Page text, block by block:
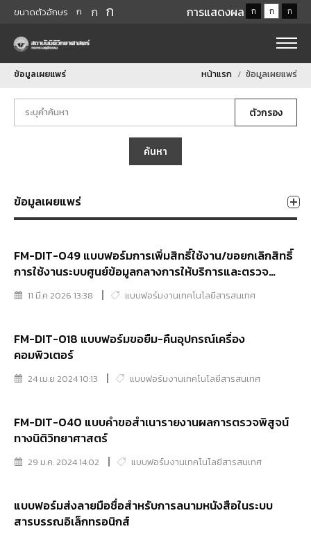
ขนาดตัวอักษร ก ก ก การแสดงผล ก ก ก
ข้อมูลเผยแพร่ หน้าแรก ข้อมูลเผยแพร่
ตัวกรอง
ค้นหา
ข้อมูลเผยแพร่
FM-DIT-049 แบบฟอร์มการเพิ่มสิทธิ์ใช้งาน/ขอยกเลิกสิทธิ์
การใช้งานระบบศูนย์ข้อมูลกลางการให้บริการและตรวจ
พิสูจน์ทางนิติวิทยาศาสตร์ (FSSC) ภายในหน่วยงาน
11 มี.ค 2026 13:38 แบบฟอร์มงานเทคโนโลยีสารสนเทศ
FM-DIT-018 แบบฟอร์มขอยืม-คืนอุปกรณ์เครื่อง
คอมพิวเตอร์
24 เม.ย 2024 10:13 แบบฟอร์มงานเทคโนโลยีสารสนเทศ
FM-DIT-040 แบบคำขอสำเนารายงานผลการตรวจพิสูจน์
ทางนิติวิทยาศาสตร์
29 ม.ค. 2024 14:02 แบบฟอร์มงานเทคโนโลยีสารสนเทศ
แบบฟอร์มส่งลายมือชื่อสำหรับการลนามหนังสือในระบบ
สารบรรณอิเล็กทรอนิกส์